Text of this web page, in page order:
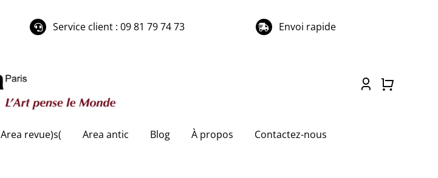
Service client : 09 81 79 74 73 Envoi rapide
Area revue)s( Area antic Blog À propos Contactez-nous